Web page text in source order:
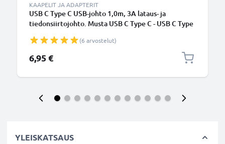
KAAPELIT JA ADAPTERIT
USB C Type C USB-johto 1,0m, 3A lataus- ja
tiedonsiirtojohto. Musta USB C Type C - USB C Type
(6 arvostelut)
6,95 €
YLEISKATSAUS